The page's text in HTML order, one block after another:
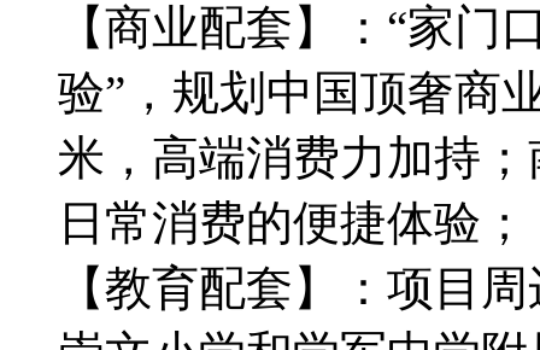
【商业配套】：“家门
验”，规划中国顶奢商
米，高端消费力加持
日常消费的便捷体验；
【教育配套】：项目